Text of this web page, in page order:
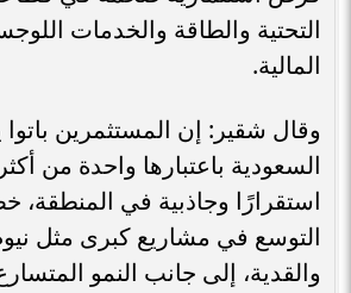
التحتية والطاقة والخدمات
المالية.
وقال شقير: إن المستثمرين
السعودية باعتبارها واحدة من
استقرارًا وجاذبية في المنطقة،
التوسع في مشاريع كبرى مثل
والقدية، إلى جانب النمو